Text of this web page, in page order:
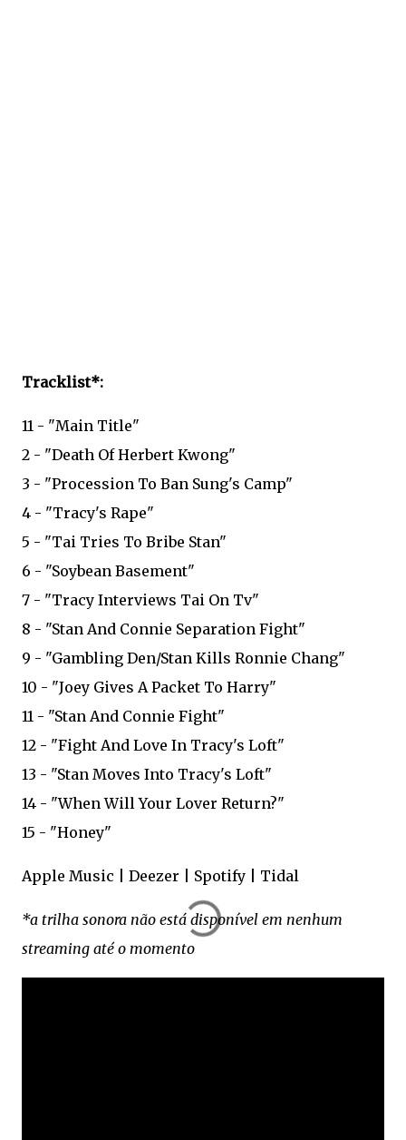
Tracklist*:
11 - "Main Title"
2 - "Death Of Herbert Kwong"
3 - "Procession To Ban Sung's Camp"
4 - "Tracy's Rape"
5 - "Tai Tries To Bribe Stan"
6 - "Soybean Basement"
7 - "Tracy Interviews Tai On Tv"
8 - "Stan And Connie Separation Fight"
9 - "Gambling Den/Stan Kills Ronnie Chang"
10 - "Joey Gives A Packet To Harry"
11 - "Stan And Connie Fight"
12 - "Fight And Love In Tracy's Loft"
13 - "Stan Moves Into Tracy's Loft"
14 - "When Will Your Lover Return?"
15 - "Honey"
Apple Music | Deezer | Spotify | Tidal
*a trilha sonora não está disponível em nenhum
streaming até o momento